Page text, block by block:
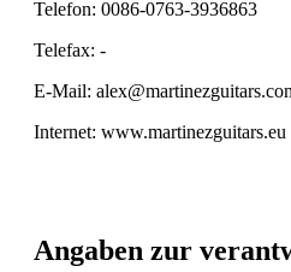
Telefon: 0086-0763-3936863
Telefax: -
E-Mail:
Internet: www.martinezguitars.eu
Angaben zur